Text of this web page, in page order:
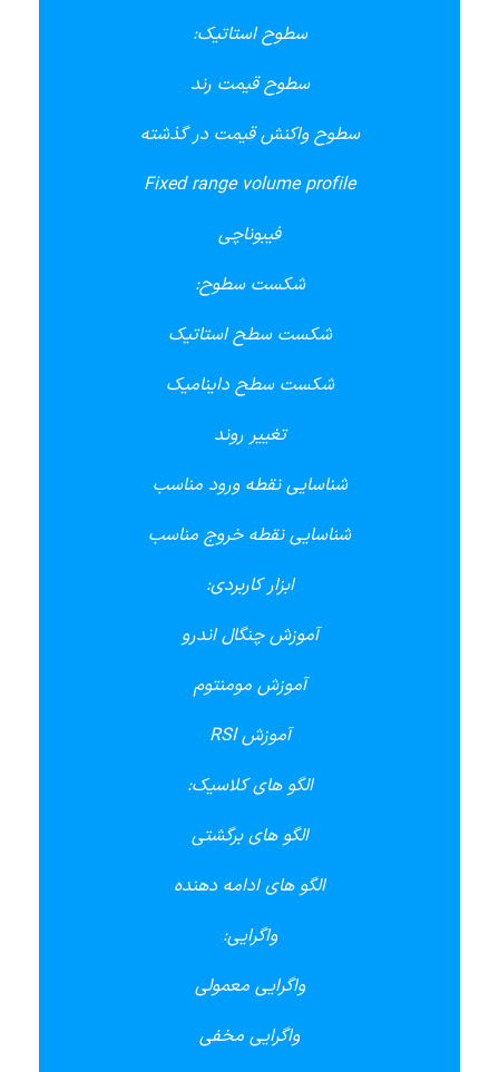
سطوح استاتیک:
سطوح قیمت رند
سطوح واکنش قیمت در گذشته
Fixed range volume profile
فیبوناچی
شکست سطوح:
شکست سطح استاتیک
شکست سطح داینامیک
تغییر روند
شناسایی نقطه ورود مناسب
شناسایی نقطه خروج مناسب
ابزار کاربردی:
آموزش چنگال اندرو
آموزش مومنتوم
آموزش RSI
الگو های کلاسیک:
الگو های برگشتی
الگو های ادامه دهنده
واگرایی:
واگرایی معمولی
واگرایی مخفی